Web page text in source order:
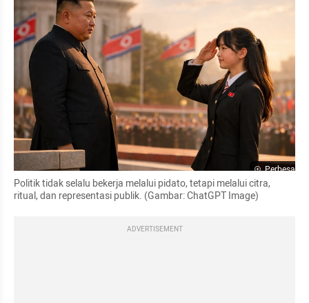
Perbesar
Politik tidak selalu bekerja melalui pidato, tetapi melalui citra,
ritual, dan representasi publik. (Gambar: ChatGPT Image)
ADVERTISEMENT